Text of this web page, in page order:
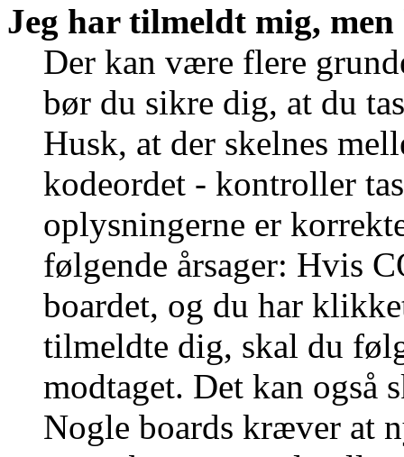
Jeg har tilmeldt mig,
Der kan være flere
bør du sikre dig, at du
Husk, at der skelnes
kodeordet - kontroller
oplysningerne er
følgende årsager: Hvis
boardet, og du har
tilmeldte dig, skal du
modtaget. Det kan også
Nogle boards kræver at